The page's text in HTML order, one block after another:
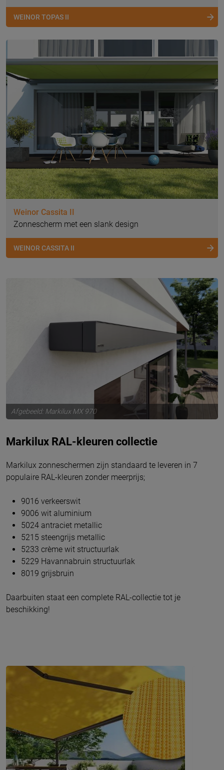
WEINOR TOPAS II
Weinor Cassita II
Zonnescherm met een slank design
WEINOR CASSITA II
Afgebeeld: Markilux MX 970
Markilux RAL-kleuren collectie
Markilux zonneschermen zijn standaard te leveren in 7
populaire RAL-kleuren zonder meerprijs;
9016 verkeerswit
9006 wit aluminium
5024 antraciet metallic
5215 steengrijs metallic
5233 crème wit structuurlak
5229 Havannabruin structuurlak
8019 grijsbruin
Daarbuiten staat een complete RAL-collectie tot je
beschikking!